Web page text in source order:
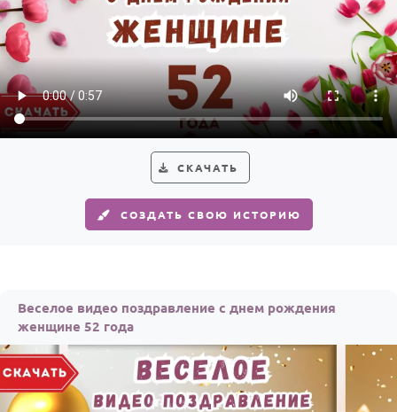
СКАЧАТЬ
СОЗДАТЬ СВОЮ ИСТОРИЮ
Веселое видео поздравление с днем рождения
женщине 52 года